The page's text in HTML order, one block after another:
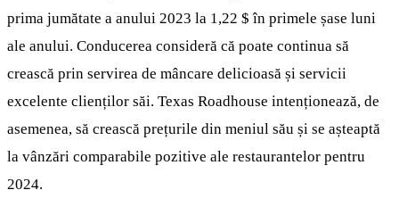
prima jumătate a anului 2023 la 1,22 $ în primele șase luni
ale anului. Conducerea consideră că poate continua să
crească prin servirea de mâncare delicioasă și servicii
excelente clienților săi. Texas Roadhouse intenționează, de
asemenea, să crească prețurile din meniul său și se așteaptă
la vânzări comparabile pozitive ale restaurantelor pentru
2024.